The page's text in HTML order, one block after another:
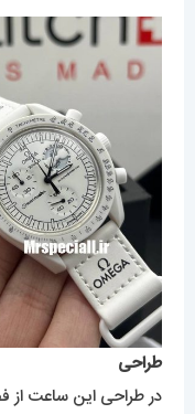
طراحی
در طراحی این ساعت از